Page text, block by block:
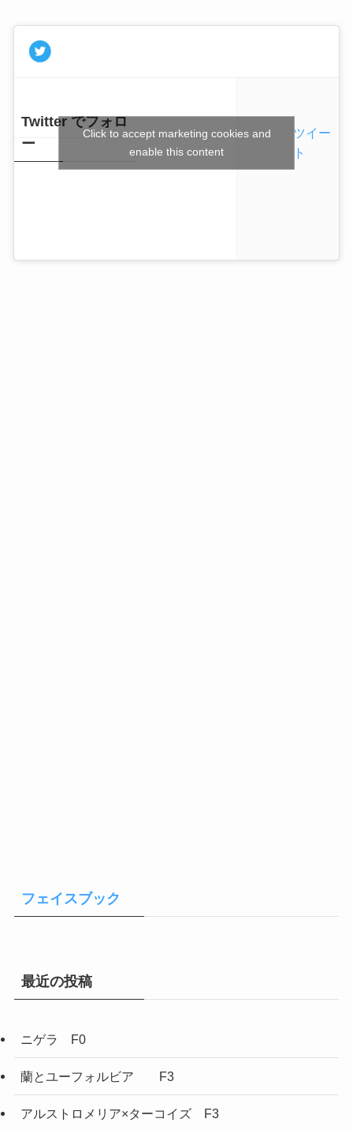
Twitter でフォロ
ー
ツイー
ト
Click to accept marketing cookies and
enable this content
フェイスブック
最近の投稿
ニゲラ F0
蘭とユーフォルビア F3
アルストロメリア×ターコイズ F3